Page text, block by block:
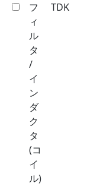
フ
ィ
ル
タ
/
イ
ン
ダ
ク
タ
(コ
イ
ル)
TDK